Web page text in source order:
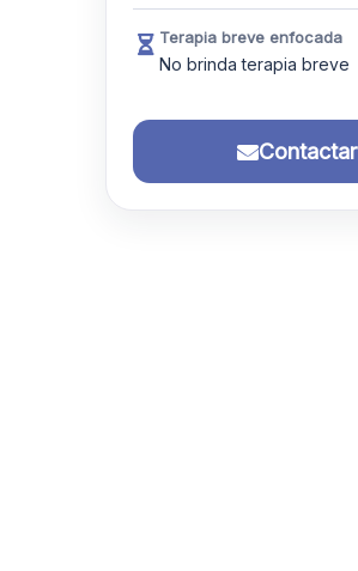
Terapia breve enfocada
No brinda terapia breve
Contactar